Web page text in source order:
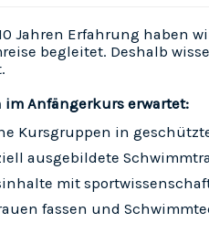
Jahren Erfahrung haben
begleitet. Deshalb
im Anfängerkurs erwartet:
Kursgruppen in
ausgebildete
mit
fassen und